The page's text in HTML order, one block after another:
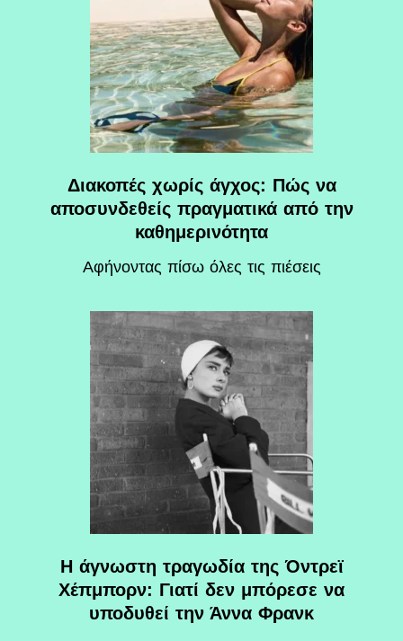
Διακοπές χωρίς άγχος: Πώς να
αποσυνδεθείς πραγματικά από την
καθημερινότητα
Αφήνοντας πίσω όλες τις πιέσεις
Η άγνωστη τραγωδία της Όντρεϊ
Χέπμπορν: Γιατί δεν μπόρεσε να
υποδυθεί την Άννα Φρανκ